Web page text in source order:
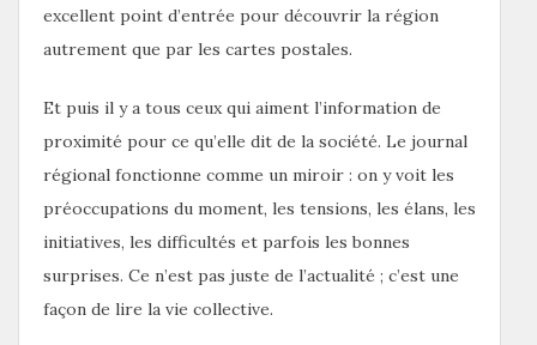
excellent point d’entrée pour découvrir la région
autrement que par les cartes postales.
Et puis il y a tous ceux qui aiment l’information de
proximité pour ce qu’elle dit de la société. Le journal
régional fonctionne comme un miroir : on y voit les
préoccupations du moment, les tensions, les élans, les
initiatives, les difficultés et parfois les bonnes
surprises. Ce n’est pas juste de l’actualité ; c’est une
façon de lire la vie collective.